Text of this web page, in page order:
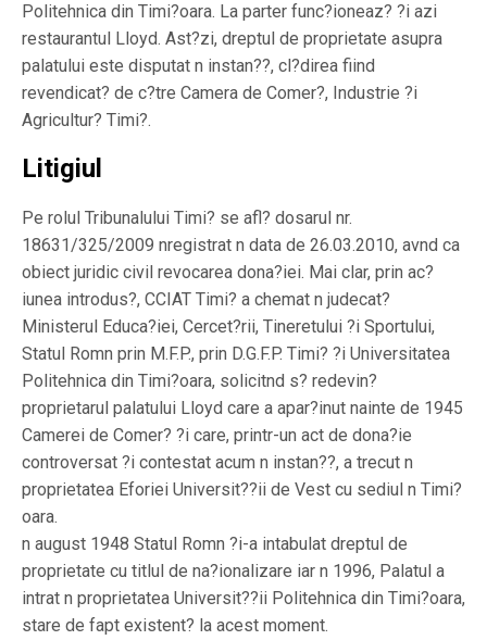
Politehnica din Timi?oara. La parter func?ioneaz? ?i azi
restaurantul Lloyd. Ast?zi, dreptul de proprietate asupra
palatului este disputat n instan??, cl?direa fiind
revendicat? de c?tre Camera de Comer?, Industrie ?i
Agricultur? Timi?.
Litigiul
Pe rolul Tribunalului Timi? se afl? dosarul nr.
18631/325/2009 nregistrat n data de 26.03.2010, avnd ca
obiect juridic civil revocarea dona?iei. Mai clar, prin ac?
iunea introdus?, CCIAT Timi? a chemat n judecat?
Ministerul Educa?iei, Cercet?rii, Tineretului ?i Sportului,
Statul Romn prin M.F.P., prin D.G.F.P. Timi? ?i Universitatea
Politehnica din Timi?oara, solicitnd s? redevin?
proprietarul palatului Lloyd care a apar?inut nainte de 1945
Camerei de Comer? ?i care, printr-un act de dona?ie
controversat ?i contestat acum n instan??, a trecut n
proprietatea Eforiei Universit??ii de Vest cu sediul n Timi?
oara.
n august 1948 Statul Romn ?i-a intabulat dreptul de
proprietate cu titlul de na?ionalizare iar n 1996, Palatul a
intrat n proprietatea Universit??ii Politehnica din Timi?oara,
stare de fapt existent? la acest moment.